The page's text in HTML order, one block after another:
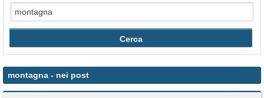
Eventi
Calendario
Annunci
montagna - nei post